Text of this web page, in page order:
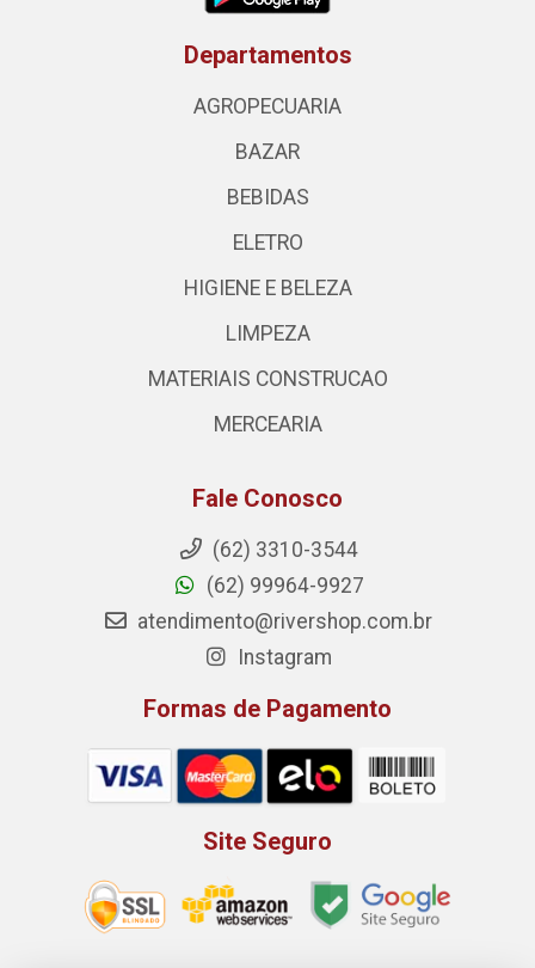
Departamentos
AGROPECUARIA
BAZAR
BEBIDAS
ELETRO
HIGIENE E BELEZA
LIMPEZA
MATERIAIS CONSTRUCAO
MERCEARIA
Fale Conosco
(62) 3310-3544
(62) 99964-9927
atendimento@rivershop.com.br
Instagram
Formas de Pagamento
Site Seguro